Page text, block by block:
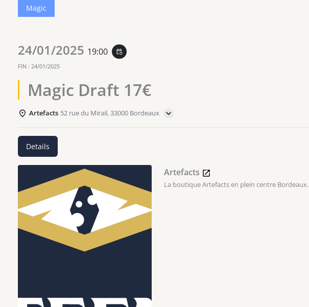
Magic
24/01/2025 19:00 event_repeat
FIN : 24/01/2025
Magic Draft 17€
Artefacts 52 rue du Mirail, 33000 Bordeaux
Details
Artefacts
La boutique Artefacts en plein centre Bordeaux.